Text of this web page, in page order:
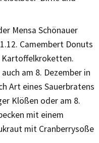
Mensa Schönauer
Camembert Donuts
Kartoffelkroketten.
am 8. Dezember in
Art eines Sauerbratens
Klößen oder am 8.
mit einem
mit Cranberrysoße